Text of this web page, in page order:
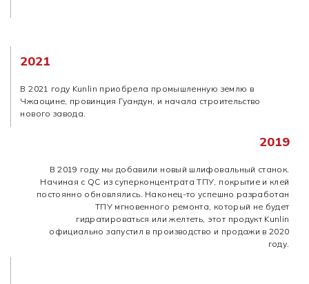
2021
В 2021 году Kunlin приобрела промышленную землю в
Чжаоцине, провинция Гуандун, и начала строительство
нового завода.
2019
В 2019 году мы добавили новый шлифовальный станок.
Начиная с QC из суперконцентрата ТПУ, покрытие и клей
постоянно обновлялись. Наконец-то успешно разработан
ТПУ мгновенного ремонта, который не будет
гидратироваться или желтеть, этот продукт Kunlin
официально запустил в производство и продажи в 2020
году.